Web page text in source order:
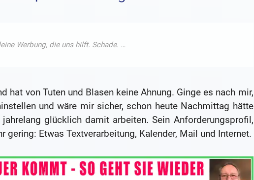
hat von Tuten und Blasen keine Ahnung. Ginge es nach mir,
und wäre mir sicher, schon heute Nachmittag hätte
glücklich damit arbeiten. Sein Anforderungsprofil,
gering: Etwas Textverarbeitung, Kalender, Mail und Internet.